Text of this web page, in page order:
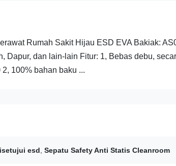
Rumah Sakit Hijau ESD EVA Bakiak:
Dapur, dan lain-lain Fitur: 1, Bebas debu,
100% bahan baku ...
esd, Sepatu Safety Anti Statis Cleanroom